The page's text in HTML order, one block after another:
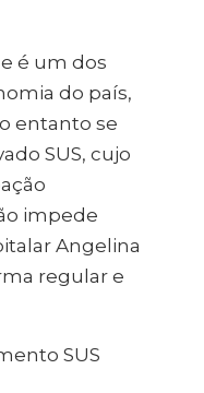
é um dos
do país,
entanto se
SUS, cujo
impede
Angelina
regular e
SUS